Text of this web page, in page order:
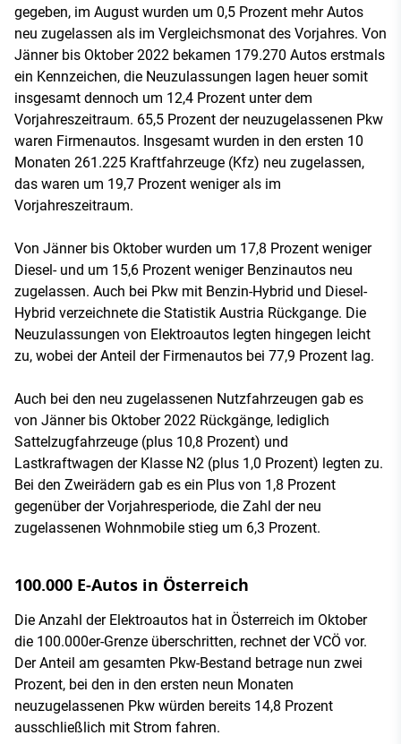
gegeben, im August wurden um 0,5 Prozent mehr Autos
neu zugelassen als im Vergleichsmonat des Vorjahres. Von
Jänner bis Oktober 2022 bekamen 179.270 Autos erstmals
ein Kennzeichen, die Neuzulassungen lagen heuer somit
insgesamt dennoch um 12,4 Prozent unter dem
Vorjahreszeitraum. 65,5 Prozent der neuzugelassenen Pkw
waren Firmenautos. Insgesamt wurden in den ersten 10
Monaten 261.225 Kraftfahrzeuge (Kfz) neu zugelassen,
das waren um 19,7 Prozent weniger als im
Vorjahreszeitraum.
Von Jänner bis Oktober wurden um 17,8 Prozent weniger
Diesel- und um 15,6 Prozent weniger Benzinautos neu
zugelassen. Auch bei Pkw mit Benzin-Hybrid und Diesel-
Hybrid verzeichnete die Statistik Austria Rückgange. Die
Neuzulassungen von Elektroautos legten hingegen leicht
zu, wobei der Anteil der Firmenautos bei 77,9 Prozent lag.
Auch bei den neu zugelassenen Nutzfahrzeugen gab es
von Jänner bis Oktober 2022 Rückgänge, lediglich
Sattelzugfahrzeuge (plus 10,8 Prozent) und
Lastkraftwagen der Klasse N2 (plus 1,0 Prozent) legten zu.
Bei den Zweirädern gab es ein Plus von 1,8 Prozent
gegenüber der Vorjahresperiode, die Zahl der neu
zugelassenen Wohnmobile stieg um 6,3 Prozent.
100.000 E-Autos in Österreich
Die Anzahl der Elektroautos hat in Österreich im Oktober
die 100.000er-Grenze überschritten, rechnet der VCÖ vor.
Der Anteil am gesamten Pkw-Bestand betrage nun zwei
Prozent, bei den in den ersten neun Monaten
neuzugelassenen Pkw würden bereits 14,8 Prozent
ausschließlich mit Strom fahren.